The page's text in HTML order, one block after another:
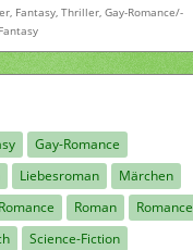
Fantasy, Thriller, Gay-Romance/-
Fantasy
Gay-Romance
Liebesroman
Märchen
Roman
Romance
Science-Fiction